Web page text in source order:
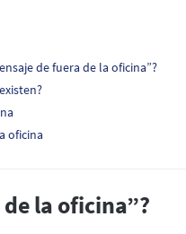
de fuera de la oficina”?
oficina
la oficina”?